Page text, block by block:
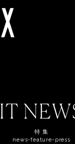
IT
特 集
news-feature-press